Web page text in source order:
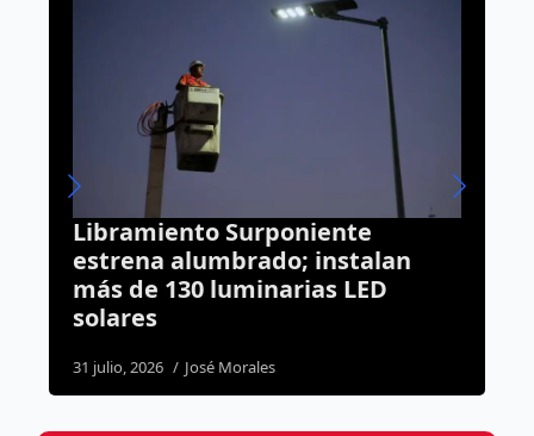
Habitantes de La Negreta
contarán con oficina del
Registro Civil para realizar
trámites
2 agosto, 2026 Susana Ramos